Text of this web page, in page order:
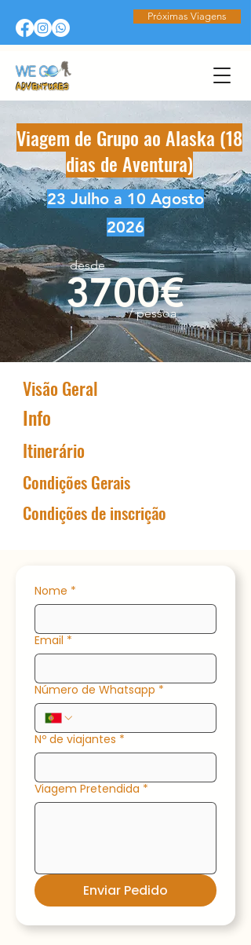
Próximas Viagens
Viagem de Grupo ao Alaska (18
dias de Aventura)
23 Julho a 10 Agosto
2026
desde
3700€
/ pessoa
Visão Geral
Info
Itinerário
Condições Gerais
Condições de inscrição
Nome *
Email *
Número de Whatsapp *
Nº de viajantes *
Viagem Pretendida *
Enviar Pedido